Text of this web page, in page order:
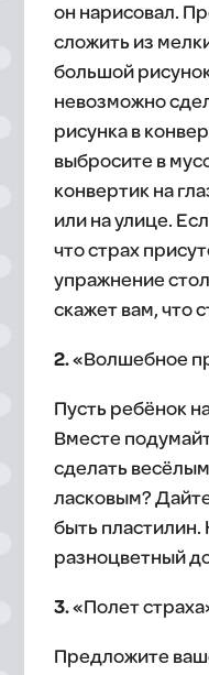
он нарисовал.
сложить из
большой
невозможно
рисунка в
выбросите в
конвертик на
или на улице.
что страх
упражнение
скажет вам, что
2.«Волшебное
Пусть ребёнок
Вместе
сделать
ласковым?
быть пластилин.
разноцветный
3.«Полет
Предложите